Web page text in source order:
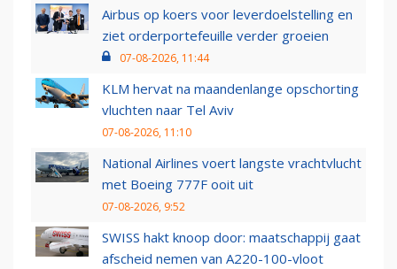
Airbus op koers voor leverdoelstelling en
ziet orderportefeuille verder groeien
07-08-2026, 11:44
KLM hervat na maandenlange opschorting
vluchten naar Tel Aviv
07-08-2026, 11:10
National Airlines voert langste vrachtvlucht
met Boeing 777F ooit uit
07-08-2026, 9:52
SWISS hakt knoop door: maatschappij gaat
afscheid nemen van A220-100-vloot